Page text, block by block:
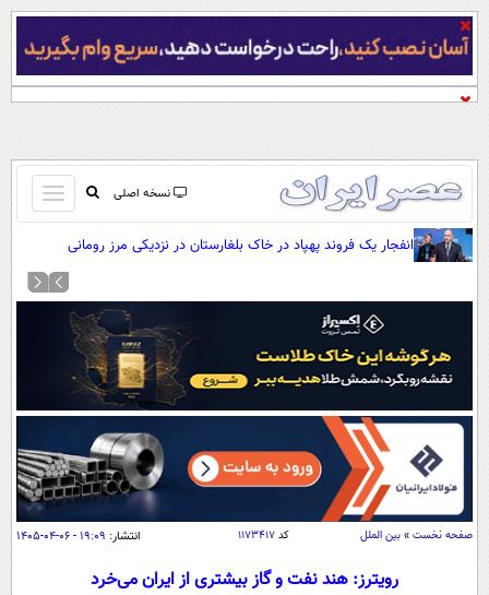
نسخه اصلی
باز
و
کردن
منو
صفحه اول
آرشیو
نظرسنجی
آب و هوا
اوقات شرعی
سواد زندگی
اقتصاد
اقتصادی
جامعه
انفجار یک فروند پهپاد در خاک بلغارستان در نزدیکی مرز رومانی
صفحه نخست » بین الملل کد ۱۱۷۳۴۱۷ انتشار: ۱۹:۰۹ - ۰۶-۰۴-۱۴۰۵
رویترز: هند نفت و گاز بیشتری از ایران می‌خرد